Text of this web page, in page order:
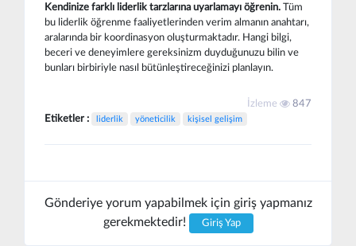
Kendinize farklı liderlik tarzlarına uyarlamayı öğrenin. Tüm
bu liderlik öğrenme faaliyetlerinden verim almanın anahtarı,
aralarında bir koordinasyon oluşturmaktadır. Hangi bilgi,
beceri ve deneyimlere gereksinizm duyduğunuzu bilin ve
bunları birbiriyle nasıl bütünleştireceğinizi planlayın.
İzleme 847
Etiketler : liderlik yöneticilik kişisel gelişim
Gönderiye yorum yapabilmek için giriş yapmanız
gerekmektedir!
Giriş Yap